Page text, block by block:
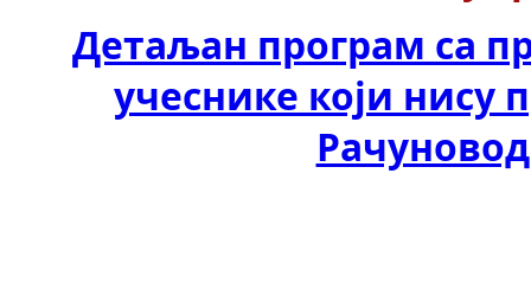
Детаљан програм са
учеснике који нису